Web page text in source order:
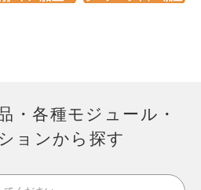
・各種モジュール・
ョンから探す